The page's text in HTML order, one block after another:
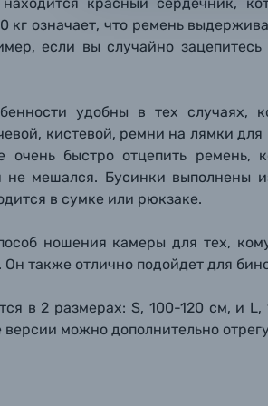
Нажимая кнопку « Отправить вопрос » я даю:
Нажимая кнопку « Отправить вопрос » я даю:
фотографов
означает, что ремень
если вы случайно
удобны в тех случаях,
кистевой, ремни на лямки для
быстро отцепить ремень,
мешался. Бусинки выполнены
в сумке или рюкзаке.
ношения камеры для тех,
также отлично подойдет для
в 2 размерах: S, 100-120 см, и
можно дополнительно
Нажимая кнопку « Отправить вопрос » я даю: